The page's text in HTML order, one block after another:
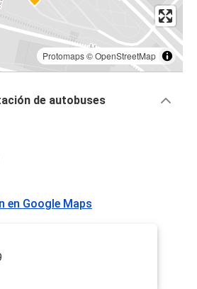
Protomaps©OpenStreetMap
de autobuses
en Google Maps